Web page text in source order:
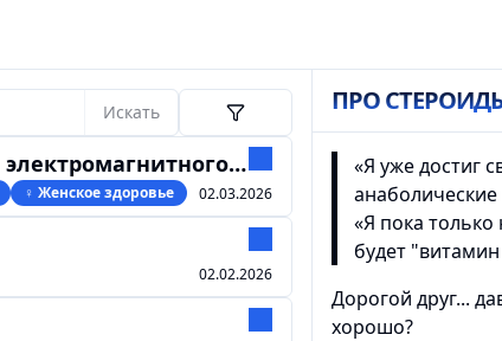
ПРО
«‎Я уже достиг
«Я пока
будет
Дорогой друг...
хорошо?
Искать
излучения
♀ Женское здоровье 02.03.2026
02.02.2026